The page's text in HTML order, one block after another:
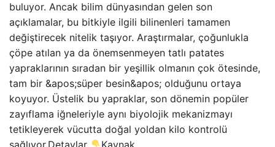
buluyor. Ancak bilim dünyasından gelen son
açıklamalar, bu bitkiyle ilgili bilinenleri tamamen
değiştirecek nitelik taşıyor. Araştırmalar, çoğunlukla
çöpe atılan ya da önemsenmeyen tatlı patates
yapraklarının sıradan bir yeşillik olmanın çok ötesinde,
tam bir &apos;süper besin&apos; olduğunu ortaya
koyuyor. Üstelik bu yapraklar, son dönemin popüler
zayıflama iğneleriyle aynı biyolojik mekanizmayı
tetikleyerek vücutta doğal yoldan kilo kontrolü
sağlıyor.Detaylar
Kaynak